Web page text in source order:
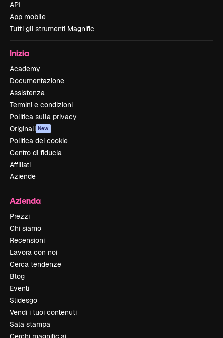
API
App mobile
Tutti gli strumenti Magnific
Inizia
Academy
Documentazione
Assistenza
Termini e condizioni
Politica sulla privacy
Originali New
Politica dei cookie
Centro di fiducia
Affiliati
Aziende
Azienda
Prezzi
Chi siamo
Recensioni
Lavora con noi
Cerca tendenze
Blog
Eventi
Slidesgo
Vendi i tuoi contenuti
Sala stampa
Cerchi magnific.ai